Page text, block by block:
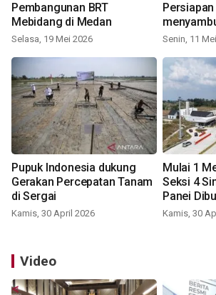
Pembangunan BRT
Mebidang di Medan
Selasa, 19 Mei 2026 Senin, 11
Pupuk Indonesia dukung
Gerakan Percepatan Tanam
di Sergai
Kamis, 30 April 2026
Mulai 1
Seksi 4
Panei
Kamis, 30
Video